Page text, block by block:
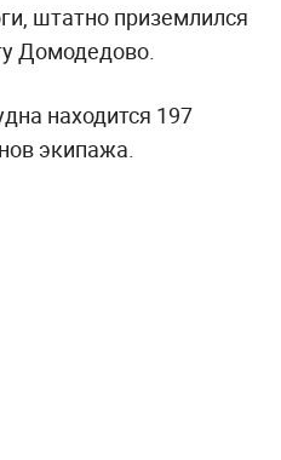
штатно приземлился
Домодедово.
находится 197
экипажа.